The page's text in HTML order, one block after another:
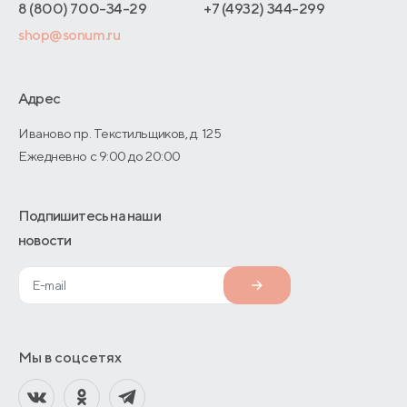
Адреса магазинов
Договор-оферты
Оптовые продажи
О производстве
8 (800) 700-34-29
+7 (4932) 344-299
shop@sonum.ru
Адрес
Иваново пр. Текстильщиков, д. 125
Ежедневно с 9:00 до 20:00
Подпишитесь на наши
новости
Мы в соцсетях